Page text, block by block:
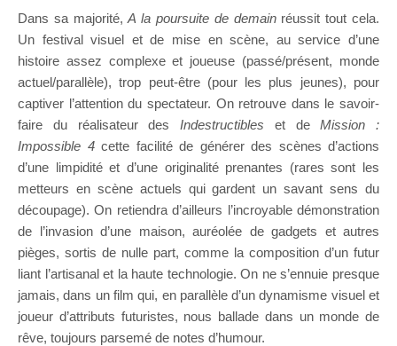
Dans sa majorité,A la poursuite de demain réussit tout cela.
Un festival visuel et de mise en scène, au service d’une
histoire assez complexe et joueuse (passé/présent, monde
actuel/parallèle), trop peut-être (pour les plus jeunes), pour
captiver l’attention du spectateur. On retrouve dans le savoir-
faire du réalisateur des Indestructibles et deMission :
Impossible 4cette facilité de générer des scènes d’actions
d’une limpidité et d’une originalité prenantes (rares sont les
metteurs en scène actuels qui gardent un savant sens du
découpage). On retiendra d’ailleurs l’incroyable démonstration
de l’invasion d’une maison, auréolée de gadgets et autres
pièges, sortis de nulle part, comme la composition d’un futur
liant l’artisanal et la haute technologie. On ne s’ennuie presque
jamais, dans un film qui, en parallèle d’un dynamisme visuel et
joueur d’attributs futuristes, nous ballade dans un monde de
rêve, toujours parsemé de notes d’humour.